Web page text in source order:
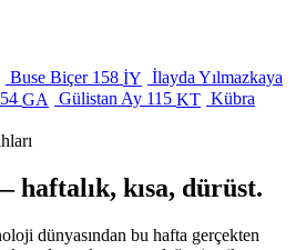
Buse Biçer 158 İY İlayda Yılmazkaya
GA Gülistan Ay 115 KT Kübra
haftalık, kısa, dürüst.
dünyasından bu hafta gerçekten